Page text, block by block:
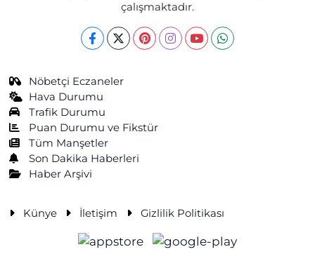
çalışmaktadır.
Nöbetçi Eczaneler
Hava Durumu
Trafik Durumu
Puan Durumu ve Fikstür
Tüm Manşetler
Son Dakika Haberleri
Haber Arşivi
Künye İletişim Gizlilik Politikası